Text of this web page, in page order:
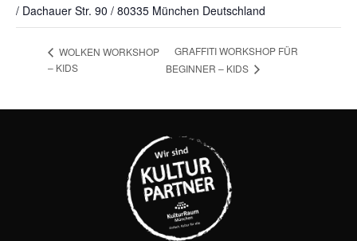
/ Dachauer Str. 90 / 80335 München Deutschland
WOLKEN WORKSHOP
– KIDS
GRAFFITI WORKSHOP FÜR
BEGINNER – KIDS